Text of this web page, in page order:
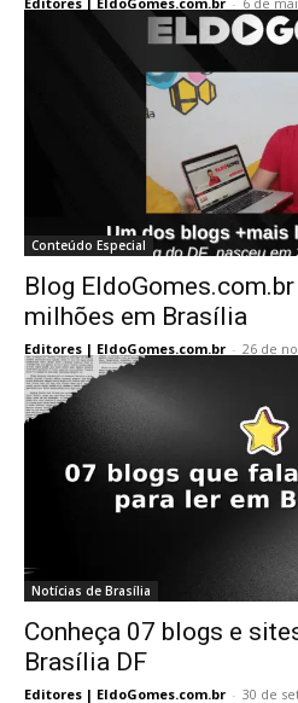
Conteúdo Especial
Blog
milhões em Brasília
Editores | EldoGomes.com.br - 26 de
Notícias de Brasília
Conheça 07 blogs e
Brasília DF
Editores | EldoGomes.com.br - 30 de